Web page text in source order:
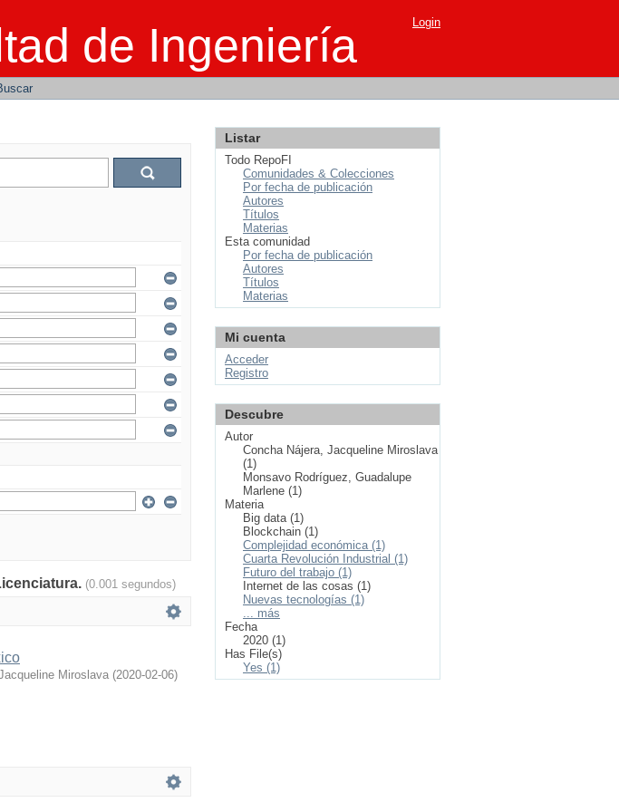
de Ingeniería Login
(0.001 segundos)
Miroslava (2020-02-06)
Listar
Todo RepoFI
Comunidades & Colecciones
Por fecha de publicación
Autores
Títulos
Materias
Esta comunidad
Por fecha de publicación
Autores
Títulos
Materias
Mi cuenta
Acceder
Registro
Descubre
Autor
Concha Nájera, Jacqueline Miroslava
(1)
Monsavo Rodríguez, Guadalupe
Marlene (1)
Materia
Big data (1)
Blockchain (1)
Complejidad económica (1)
Cuarta Revolución Industrial (1)
Futuro del trabajo (1)
Internet de las cosas (1)
Nuevas tecnologías (1)
... más
Fecha
2020 (1)
Has File(s)
Yes (1)